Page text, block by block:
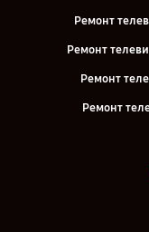
Ремонт
Ремонт
Ремонт
Ремонт
Ремонт
Ремонт